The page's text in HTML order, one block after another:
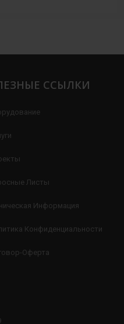
ССЫЛКИ
Листы
Информация
Конфиденциальности
Оферта